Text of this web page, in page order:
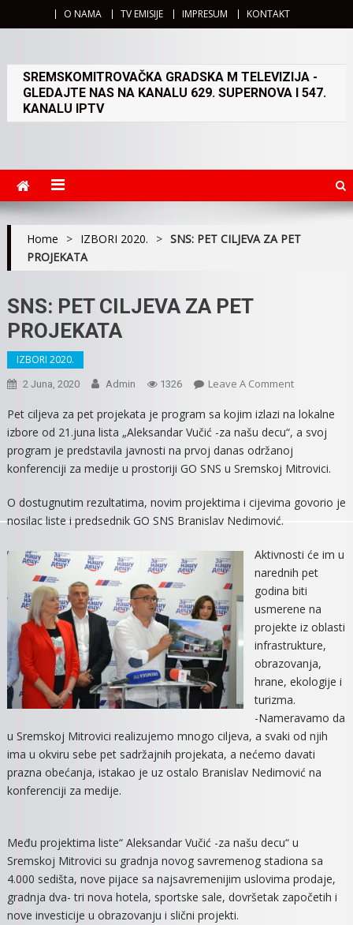
O NAMA TV EMISIJE IMPRESUM KONTAKT
SREMSKOMITROVAČKA GRADSKA M TELEVIZIJA -
GLEDAJTE NAS NA KANALU 629. SUPERNOVA I 547.
KANALU IPTV
Home > IZBORI 2020. > SNS: PET CILJEVA ZA PET
PROJEKATA
SNS: PET CILJEVA ZA PET
PROJEKATA
IZBORI 2020.
2 Juna, 2020 Admin 1326 Leave A CommentOn
PET
CILJEVA
PET
Pet ciljeva za pet projekata je program sa kojim izlazi na lokalne
izbore od 21.juna lista „Aleksandar Vučić -za našu decu“, a svoj
program je predstavila javnosti na prvoj danas održanoj
konferenciji za medije u prostoriji GO SNS u Sremskoj Mitrovici.
O dostugnutim rezultatima, novim projektima i cijevima govorio je
nosilac liste i predsednik GO SNS Branislav Nedimović.
Aktivnosti će im u
narednih pet
godina biti
usmerene na
projekte iz oblasti
infrastrukture,
obrazovanja,
hrane, ekologije i
turizma.
-Nameravamo da
u Sremskoj Mitrovici realizujemo mnogo ciljeva, a svaki od njih
ima u okviru sebe pet sadržajnih projekata, a nećemo davati
prazna obećanja, istakao je uz ostalo Branislav Nedimović na
konferenciji za medije.
Među projektima liste“ Aleksandar Vučić -za našu decu“ u
Sremskoj Mitrovici su gradnja novog savremenog stadiona sa
4.000 sedišta, nove pijace sa najsavremenijim uslovima prodaje,
gradnja dva- tri nova hotela, sportske sale, dovršetak započetih i
nove investicije u obrazovanju i slični projekti.